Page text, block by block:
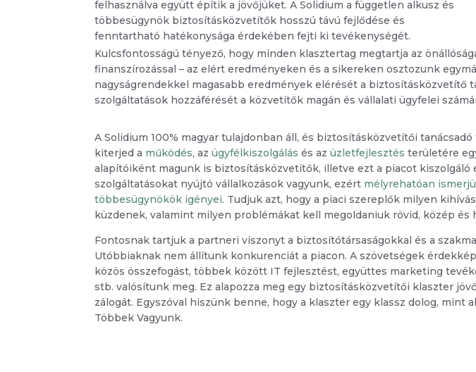
felhasználva együtt építik a jövőjüket. A Solidium a független alkusz és
többesügynök biztosításközvetítők hosszú távú fejlődése és
fenntartható hatékonysága érdekében fejti ki tevékenységét.
Kulcsfontosságú tényező, hogy minden klasztertag megtartja az
finanszírozással – az elért eredményeken és a sikereken osztozunk
nagyságrendekkel magasabb eredmények elérését a biztosításközvetítő
szolgáltatások hozzáférését a közvetítők magán és vállalati ügyfelei
A Solidium 100% magyar tulajdonban áll, és biztosításközvetítői
kiterjed a működés, azügyfélkiszolgálás és azüzletfejlesztés területére
alapítóiként magunk is biztosításközvetítők, illetve ezt a piacot kiszolgáló
szolgáltatásokat nyújtó vállalkozások vagyunk, ezért mélyrehatóan
többesügynökök igényei. Tudjuk azt, hogy a piaci szereplők milyen
küzdenek, valamint milyen problémákat kell megoldaniuk rövid, közép és
Fontosnak tartjuk a partneri viszonyt a biztosítótársaságokkal és a
Utóbbiaknak nem állítunk konkurenciát a piacon. A szövetségek
közös összefogást, többek között IT fejlesztést, együttes marketing
stb. valósítunk meg. Ez alapozza meg egy biztosításközvetítői klaszter
zálogát. Egyszóval hiszünk benne, hogy a klaszter egy klassz dolog, mint
Többek Vagyunk.